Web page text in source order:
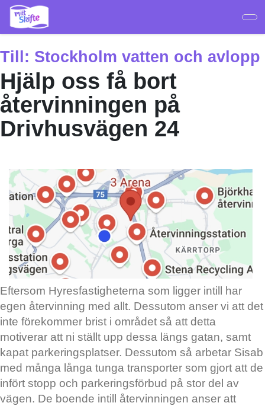
Hoppa
huvudinnehåll
Till: Stockholm vatten och avlopp
Hjälp oss få bort
återvinningen på
Drivhusvägen 24
Eftersom Hyresfastigheterna som ligger intill har
egen återvinning med allt. Dessutom anser vi att det
inte förekommer brist i området så att detta
motiverar att ni ställt upp dessa längs gatan, samt
kapat parkeringsplatser. Dessutom så arbetar Sisab
med många långa tunga transporter som gjort att de
infört stopp och parkeringsförbud på stor del av
vägen. De boende intill återvinningen anser att